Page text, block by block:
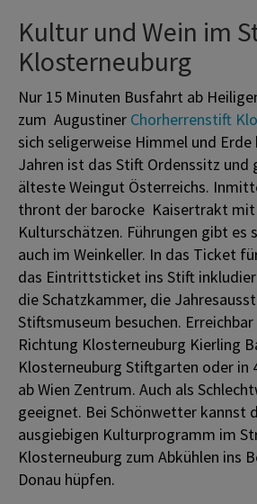
Kultur und Wein im
Klosterneuburg
Nur 15 Minuten Busfahrt ab
zum Augustiner Chorherrenstift
sich seligerweise Himmel und Erde
Jahren ist das Stift Ordenssitz und
älteste Weingut Österreichs.
thront der barocke Kaisertrakt mit
Kulturschätzen. Führungen gibt es
auch im Weinkeller. In das Ticket
das Eintrittsticket ins Stift
die Schatzkammer, die
Stiftsmuseum besuchen.
Richtung Klosterneuburg Kierling
Klosterneuburg Stiftgarten oder in
ab Wien Zentrum. Auch als
geeignet. Bei Schönwetter kannst
ausgiebigen Kulturprogramm im
Klosterneuburg zum Abkühlen ins
Donau hüpfen.